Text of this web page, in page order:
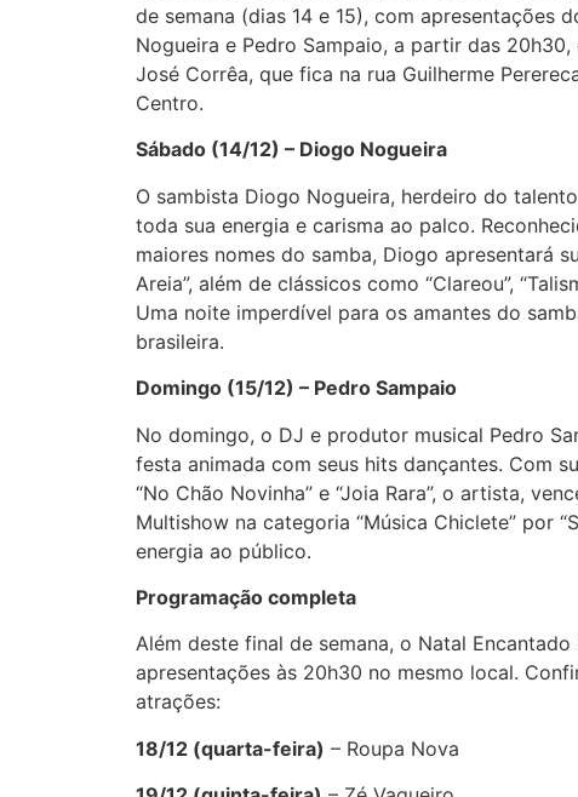
de semana (dias 14 e 15), com apresentações
Nogueira e Pedro Sampaio, a partir das
José Corrêa, que fica na rua Guilherme
Centro.
Sábado (14/12) – Diogo Nogueira
O sambista Diogo Nogueira, herdeiro do
toda sua energia e carisma ao palco.
maiores nomes do samba, Diogo apresentará
Areia”, além de clássicos como “Clareou”,
Uma noite imperdível para os amantes do
brasileira.
Domingo (15/12) – Pedro Sampaio
No domingo, o DJ e produtor musical Pedro
festa animada com seus hits dançantes. Com
“No Chão Novinha” e “Joia Rara”, o artista,
Multishow na categoria “Música Chiclete” por
energia ao público.
Programação completa
Além deste final de semana, o Natal
apresentações às 20h30 no mesmo local.
atrações:
18/12 (quarta-feira) – Roupa Nova